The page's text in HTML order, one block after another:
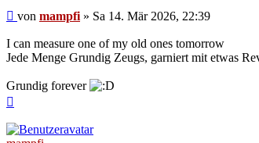
Beitrag
von mampfi » Sa 14. Mär 2026, 22:39
I can measure one of my old ones tomorrow
Jede Menge Grundig Zeugs, garniert mit etwas
Grundig forever